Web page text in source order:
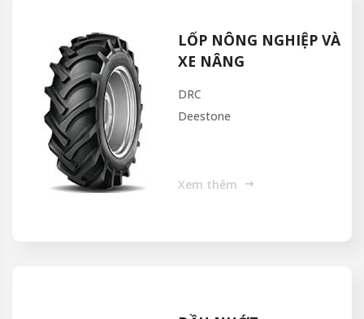
LỐP NÔNG NGHIỆP VÀ
XE NÂNG
DRC
Deestone
Xem thêm